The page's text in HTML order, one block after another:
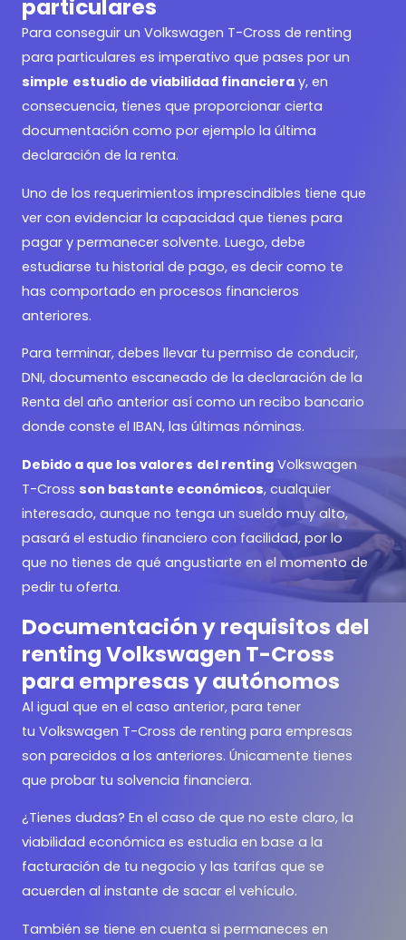
particulares
Para conseguir un Volkswagen T-Cross de renting
para particulares es imperativo que pases por un
simple estudio de viabilidad financiera y, en
consecuencia, tienes que proporcionar cierta
documentación como por ejemplo la última
declaración de la renta.
Uno de los requerimientos imprescindibles tiene que
ver con evidenciar la capacidad que tienes para
pagar y permanecer solvente. Luego, debe
estudiarse tu historial de pago, es decir como te
has comportado en procesos financieros
anteriores.
Para terminar, debes llevar tu permiso de conducir,
DNI, documento escaneado de la declaración de la
Renta del año anterior así como un recibo bancario
donde conste el IBAN, las últimas nóminas.
Debido a que los valores del renting Volkswagen
T-Cross son bastante económicos, cualquier
interesado, aunque no tenga un sueldo muy alto,
pasará el estudio financiero con facilidad, por lo
que no tienes de qué angustiarte en el momento de
pedir tu oferta.
Documentación y requisitos del
renting Volkswagen T-Cross
para empresas y autónomos
Al igual que en el caso anterior, para tener
tu Volkswagen T-Cross de renting para empresas
son parecidos a los anteriores. Únicamente tienes
que probar tu solvencia financiera.
¿Tienes dudas? En el caso de que no este claro, la
viabilidad económica es estudia en base a la
facturación de tu negocio y las tarifas que se
acuerden al instante de sacar el vehículo.
También se tiene en cuenta si permaneces en